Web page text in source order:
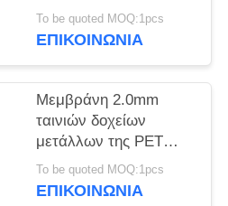
πληκτρολόγιο μητρών
3x7
To be quoted MOQ:1pcs
ΕΠΙΚΟΙΝΩΝΊΑ
Μεμβράνη 2.0mm
ταινιών δοχείων
μετάλλων της PET
βιομηχανικό
αριθμητικό αριθμητικό
To be quoted MOQ:1pcs
ΕΠΙΚΟΙΝΩΝΊΑ